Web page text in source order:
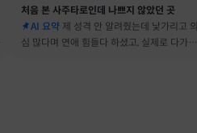
처음 본 사주타로인데 나쁘지 않았던 곳
AI 요약 제 성격 안 알려줬는데 낯가리고 의
심 많다며 연애 힘들다 하셨고, 실제로 다가온